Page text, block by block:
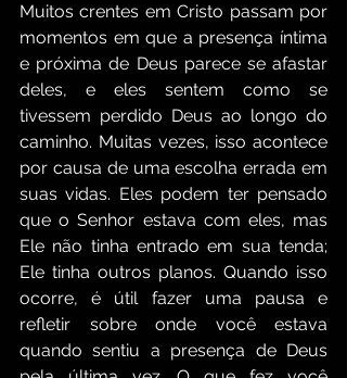
Muitos crentes em Cristo passam por
momentos em que a presença íntima
e próxima de Deus parece se afastar
deles, e eles sentem como se
tivessem perdido Deus ao longo do
caminho. Muitas vezes, isso acontece
por causa de uma escolha errada em
suas vidas. Eles podem ter pensado
que o Senhor estava com eles, mas
Ele não tinha entrado em sua tenda;
Ele tinha outros planos. Quando isso
ocorre, é útil fazer uma pausa e
refletir sobre onde você estava
quando sentiu a presença de Deus